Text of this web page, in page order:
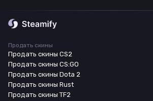
Продать скины
Продать скины CS2
Продать скины CS:GO
Продать скины Dota 2
Продать скины Rust
Продать скины TF2